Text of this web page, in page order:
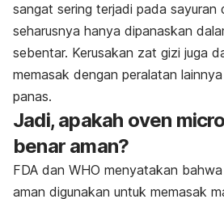
sangat sering terjadi pada sayuran
seharusnya hanya dipanaskan
sebentar. Kerusakan zat gizi juga
memasak dengan peralatan
panas.
Jadi, apakah oven
benar aman?
FDA dan WHO menyatakan
aman digunakan untuk memasak